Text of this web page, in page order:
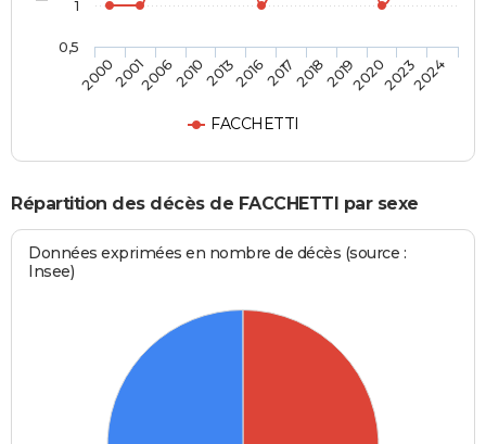
FACCHETTI
200020012006201020132016201720182019202020232024
0,5
1
Répartition des décès de FACCHETTI par sexe
Données exprimées en nombre de décès (source :
Insee)